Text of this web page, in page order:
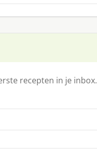
recepten in je inbox.